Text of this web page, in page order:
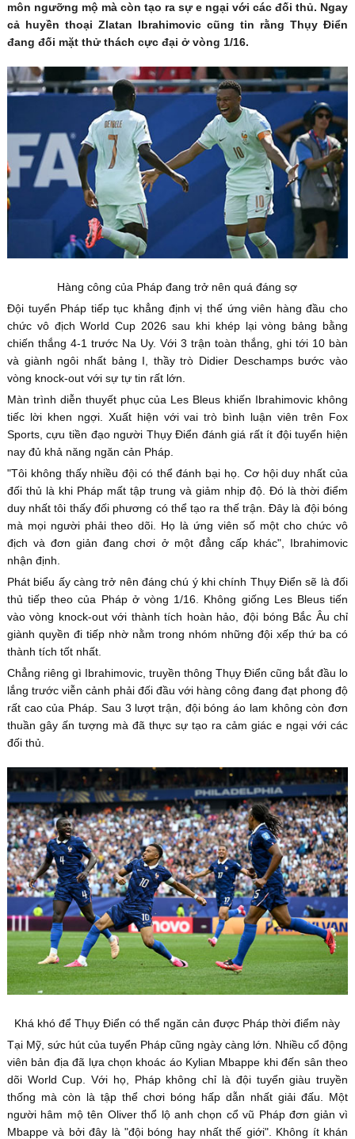
môn ngưỡng mộ mà còn tạo ra sự e ngại với các đối thủ. Ngay
cả huyền thoại Zlatan Ibrahimovic cũng tin rằng Thụy Điển
đang đối mặt thử thách cực đại ở vòng 1/16.
Hàng công của Pháp đang trở nên quá đáng sợ
Đội tuyển Pháp tiếp tục khẳng định vị thế ứng viên hàng đầu cho
chức vô địch World Cup 2026 sau khi khép lại vòng bảng bằng
chiến thắng 4-1 trước Na Uy. Với 3 trận toàn thắng, ghi tới 10 bàn
và giành ngôi nhất bảng I, thầy trò Didier Deschamps bước vào
vòng knock-out với sự tự tin rất lớn.
Màn trình diễn thuyết phục của Les Bleus khiến Ibrahimovic không
tiếc lời khen ngợi. Xuất hiện với vai trò bình luận viên trên Fox
Sports, cựu tiền đạo người Thụy Điển đánh giá rất ít đội tuyển hiện
nay đủ khả năng ngăn cản Pháp.
"Tôi không thấy nhiều đội có thể đánh bại họ. Cơ hội duy nhất của
đối thủ là khi Pháp mất tập trung và giảm nhịp độ. Đó là thời điểm
duy nhất tôi thấy đối phương có thể tạo ra thế trận. Đây là đội bóng
mà mọi người phải theo dõi. Họ là ứng viên số một cho chức vô
địch và đơn giản đang chơi ở một đẳng cấp khác", Ibrahimovic
nhận định.
Phát biểu ấy càng trở nên đáng chú ý khi chính Thụy Điển sẽ là đối
thủ tiếp theo của Pháp ở vòng 1/16. Không giống Les Bleus tiến
vào vòng knock-out với thành tích hoàn hảo, đội bóng Bắc Âu chỉ
giành quyền đi tiếp nhờ nằm trong nhóm những đội xếp thứ ba có
thành tích tốt nhất.
Chẳng riêng gì Ibrahimovic, truyền thông Thụy Điển cũng bắt đầu lo
lắng trước viễn cảnh phải đối đầu với hàng công đang đạt phong độ
rất cao của Pháp. Sau 3 lượt trận, đội bóng áo lam không còn đơn
thuần gây ấn tượng mà đã thực sự tạo ra cảm giác e ngại với các
đối thủ.
Khá khó để Thụy Điển có thể ngăn cản được Pháp thời điểm này
Tại Mỹ, sức hút của tuyển Pháp cũng ngày càng lớn. Nhiều cổ động
viên bản địa đã lựa chọn khoác áo Kylian Mbappe khi đến sân theo
dõi World Cup. Với họ, Pháp không chỉ là đội tuyển giàu truyền
thống mà còn là tập thể chơi bóng hấp dẫn nhất giải đấu. Một
người hâm mộ tên Oliver thổ lộ anh chọn cổ vũ Pháp đơn giản vì
Mbappe và bởi đây là "đội bóng hay nhất thế giới". Không ít khán